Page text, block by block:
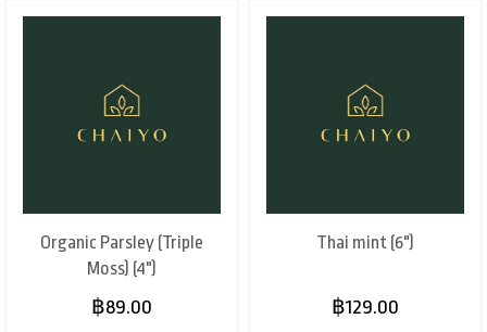
Organic Parsley (Triple
Moss) (4")
฿89.00
Thai mint (6")
฿129.00